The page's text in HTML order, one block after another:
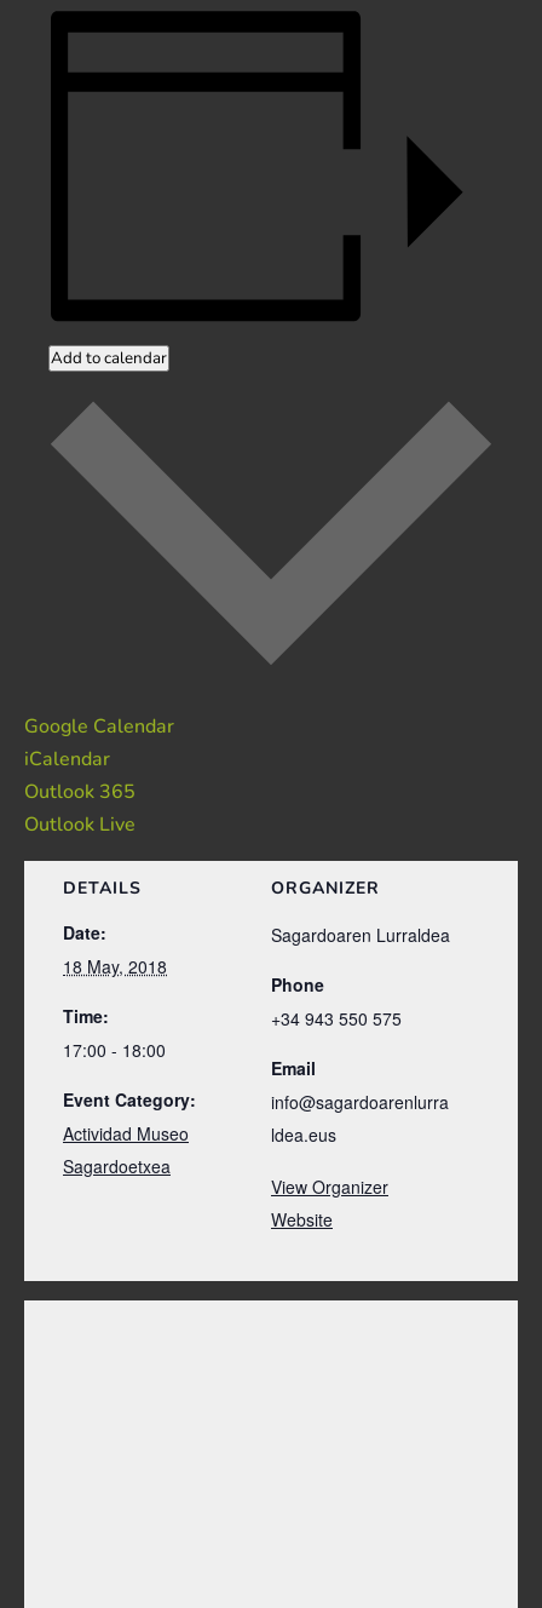
Add to calendar
Google Calendar
iCalendar
Outlook 365
Outlook Live
DETAILS
Date:
18 May, 2018
Time:
17:00 - 18:00
Event Category:
Actividad Museo
Sagardoetxea
ORGANIZER
Sagardoaren Lurraldea
Phone
+34 943 550 575
Email
info@sagardoarenlurra
ldea.eus
View Organizer
Website